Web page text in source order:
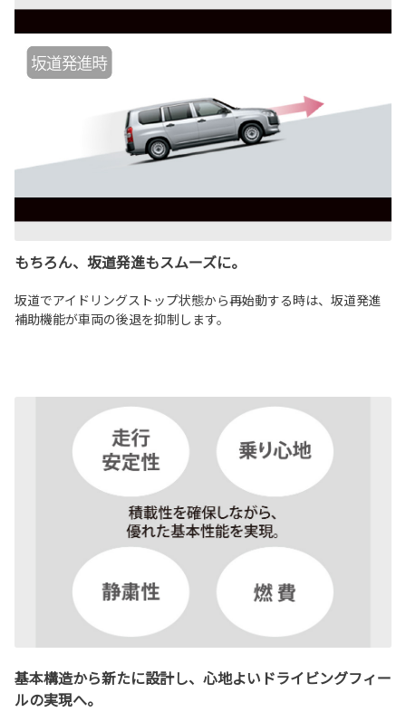
もちろん、坂道発進もスムーズに。
坂道でアイドリングストップ状態から再始動する時は、坂道発進
補助機能が車両の後退を抑制します。
基本構造から新たに設計し、心地よいドライビングフィー
ルの実現へ。